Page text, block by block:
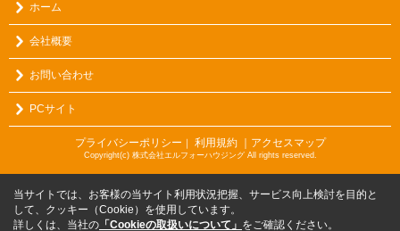
ホーム
会社概要
お問い合わせ
PCサイト
プライバシーポリシー ｜ 利用規約 ｜アクセスマップ
Copyright(c) 株式会社エルフォーハウジング All rights reserved.
当サイトでは、お客様の当サイト利用状況把握、サービス向上検討を目的と
して、クッキー（Cookie）を使用しています。
詳しくは、当社の 「Cookieの取扱いについて」 をご確認ください。